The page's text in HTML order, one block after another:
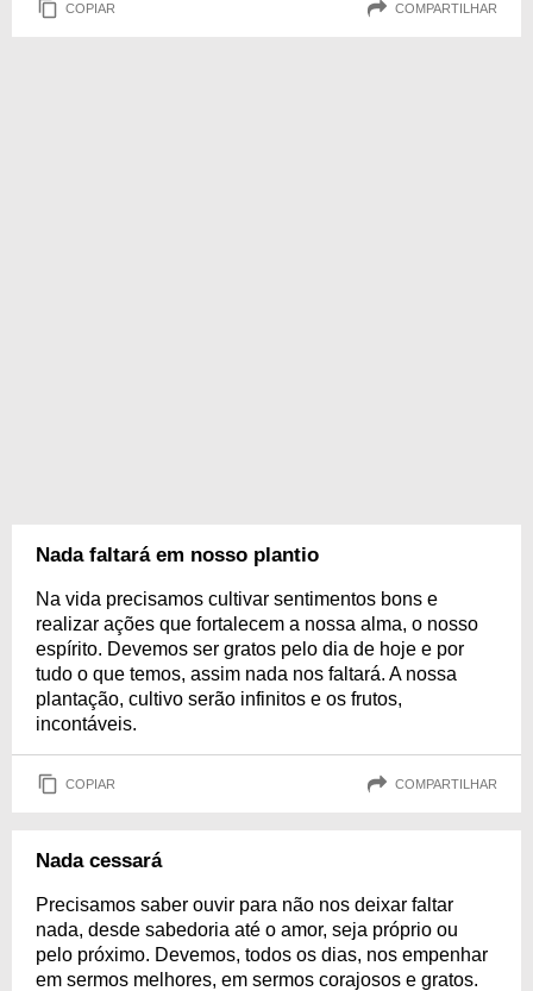
COPIAR COMPARTILHAR
Nada faltará em nosso plantio
Na vida precisamos cultivar sentimentos bons e
realizar ações que fortalecem a nossa alma, o nosso
espírito. Devemos ser gratos pelo dia de hoje e por
tudo o que temos, assim nada nos faltará. A nossa
plantação, cultivo serão infinitos e os frutos,
incontáveis.
COPIAR COMPARTILHAR
Nada cessará
Precisamos saber ouvir para não nos deixar faltar
nada, desde sabedoria até o amor, seja próprio ou
pelo próximo. Devemos, todos os dias, nos empenhar
em sermos melhores, em sermos corajosos e gratos.